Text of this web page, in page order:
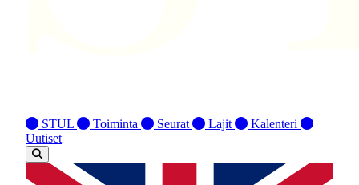
STUL Toiminta Seurat Lajit
Kalenteri
Uutiset